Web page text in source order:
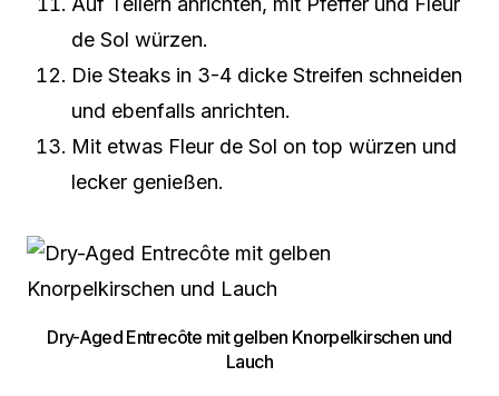
de Sol würzen.
Die Steaks in 3-4 dicke Streifen schneiden
und ebenfalls anrichten.
Mit etwas Fleur de Sol on top würzen und
lecker genießen.
Dry-Aged Entrecôte mit gelben Knorpelkirschen und
Lauch